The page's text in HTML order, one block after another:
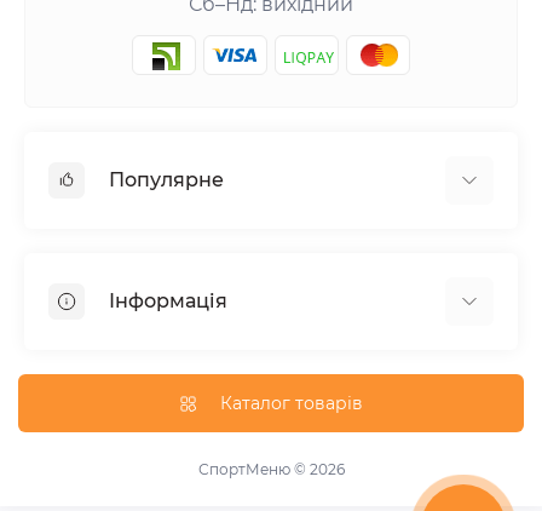
Популярне
Гейнери
Вітаміни та мінерали
Добавки для схуднення
Підвищення тестостерону
Інформація
Доставка та оплата
Публічна оферта
Каталог товарів
СпортМеню © 2026